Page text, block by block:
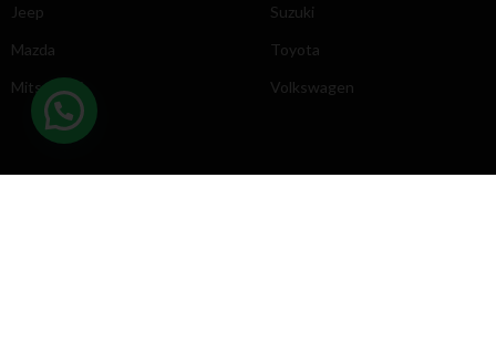
Jeep
Mazda
Mitsubishi
Suzuki
Toyota
Volkswagen